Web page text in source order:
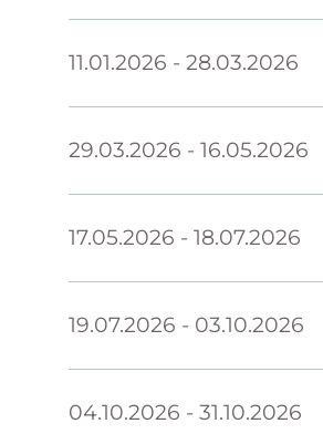
11.01.2026 - 28.03.2026
29.03.2026 - 16.05.2026
17.05.2026 - 18.07.2026
19.07.2026 - 03.10.2026
04.10.2026 - 31.10.2026